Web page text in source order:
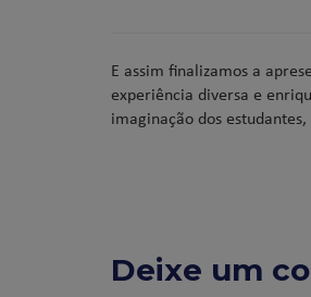
E assim finalizamos a
experiência diversa e
imaginação dos
Deixe um